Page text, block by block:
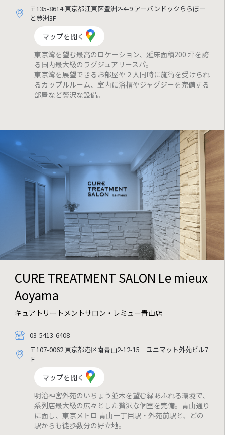
〒135-8614 東京都江東区豊洲2-4-9 アーバンドックららぽー
と豊洲3F
マップを開く
東京湾を望む最高のロケーション、延床面積200 坪を誇
る国内最大級のラグジュアリースパ。
東京湾を展望できるお部屋や２人同時に施術を受けられ
るカップルルーム、室内に浴槽やジャグジーを完備する
部屋など贅沢な設備。
CURE TREATMENT SALON Le mieux
Aoyama
キュアトリートメントサロン・レミュー青山店
03-5413-6408
〒107-0062 東京都港区南青山2-12-15 ユニマット外苑ビル7
Ｆ
マップを開く
明治神宮外苑のいちょう並木を望む緑あふれる環境で、
系列店最大級の広々とした贅沢な個室を完備。青山通り
に面し、東京メトロ 青山一丁目駅・外苑前駅と、どの
駅からも徒歩数分の好立地。